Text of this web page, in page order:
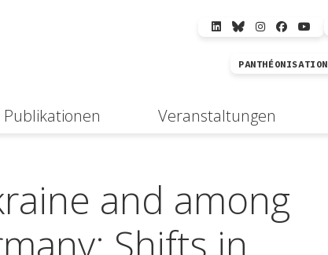
PANTHÉONISATION
Publikationen Veranstaltungen
and among
Shifts in